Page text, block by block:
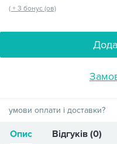
( + 3 бонус (ов)
умови оплати і доставки?
Опис Відгуків (0)